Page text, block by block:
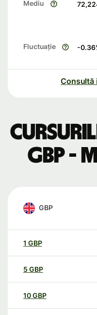
Mediu
Fluctuație -0.36
Consultă
GBP -
GBP
1 GBP
5 GBP
10GBP